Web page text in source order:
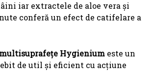
iar extractele de aloe vera și
conferă un efect de catifelare a
Hygienium este un
de util și eficient cu acțiune